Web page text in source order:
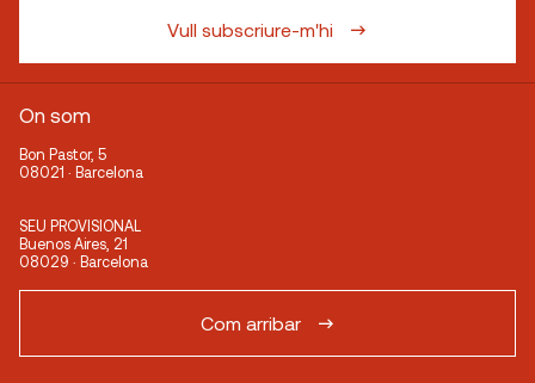
Vull subscriure-m'hi
On som
Bon Pastor, 5
08021 · Barcelona
SEU PROVISIONAL
Buenos Aires, 21
08029 · Barcelona
Com arribar